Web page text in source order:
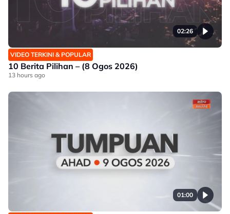
02:26
VIDEO TERKINI & POPULAR
10 Berita Pilihan – (8 Ogos 2026)
13 hours ago
01:00